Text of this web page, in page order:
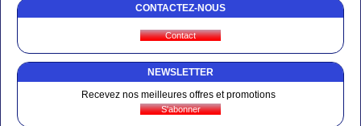
CONTACTEZ-NOUS
NEWSLETTER
Recevez nos meilleures offres et promotions